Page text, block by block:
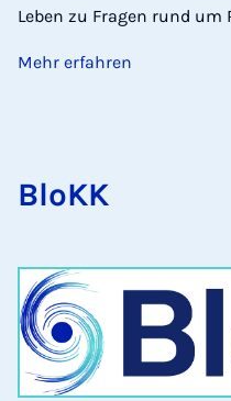
Leben zu Fragen rund um
Mehr erfahren
BloKK